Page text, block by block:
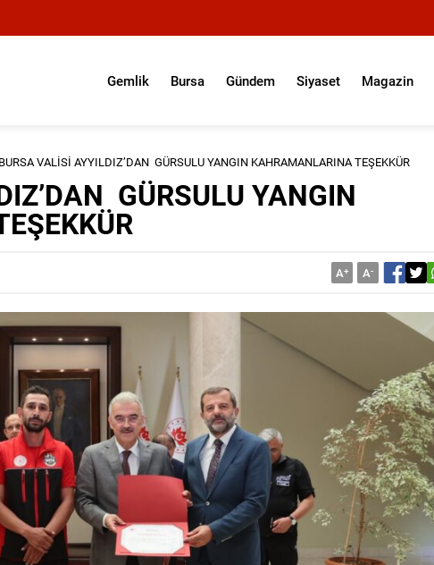
Gemlik Bursa Gündem Siyaset Magazin
BURSA VALİSİ AYYILDIZ’DAN GÜRSULU YANGIN KAHRAMANLARINA TEŞEKKÜR
GÜRSULU YANGIN
A+ A-